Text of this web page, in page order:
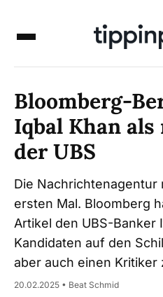
Bloomberg-
Iqbal Khan als
der UBS
Die Nachrichtenagentur
ersten Mal. Bloomberg
Artikel den UBS-Banker
Kandidaten auf den
aber auch einen Kritiker
20.02.2025 • Beat Schmid